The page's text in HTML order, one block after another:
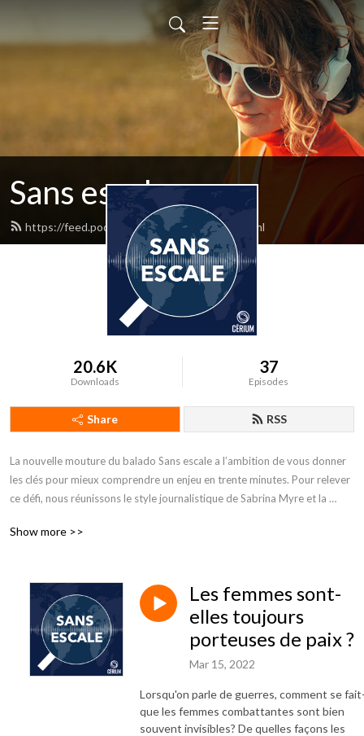
Sans escale
https://feed.podbean.com/sansescale/feed.xml
20.6K
Downloads
37
Episodes
Share RSS
La nouvelle mouture du balado Sans escale a l’ambition de vous donner
les clés pour mieux comprendre un enjeu en trente minutes. Pour relever
ce défi, nous réunissons le style journalistique de Sabrina Myre et la
de recherche du CÉRIUM. Le duo explore un même thème pendant trois
Animateur(rice)s:
Sabrina Myre, conseillère principale en communication et aux
partenariats du CÉRIUM, à l’automne 2024 : Frédéric Mérand, directeur
du Département de science politique de l’Université de Montréal,
codirectrice du Centre de recherche en éthique, professeure titulaire au
Département de philosophie et chercheuse au CÉRIUM.
Show more >>
Les femmes sont-
elles toujours
porteuses de paix ?
Mar 15, 2022
Lorsqu'on parle de guerres, comment se
que les femmes combattantes sont bien
souvent invisibles? De quelles façons les